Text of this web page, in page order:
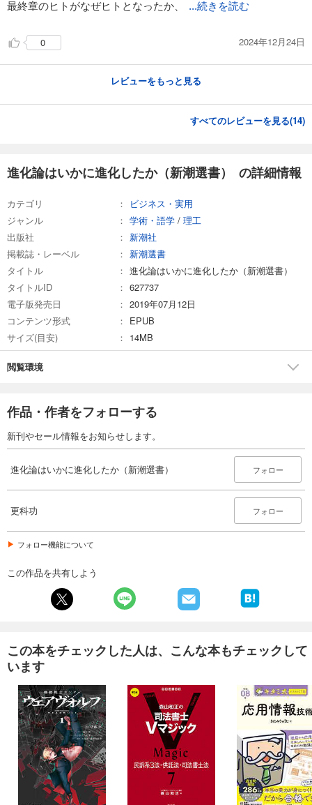
最終章のヒトがなぜヒトとなったか、
...続きを読む
0 2024年12月24日
レビューをもっと見る
すべてのレビューを見る(14)
進化論はいかに進化したか（新潮選書） の詳細情報
カテゴリ
ビジネス・実用
ジャンル
学術・語学 / 理工
出版社
新潮社
掲載誌・レーベル
新潮選書
タイトル
進化論はいかに進化したか（新潮選書）
タイトルID
627737
電子版発売日
2019年07月12日
コンテンツ形式
EPUB
サイズ(目安)
14MB
閲覧環境
作品・作者をフォローする
新刊やセール情報をお知らせします。
進化論はいかに進化したか（新潮選書） フォロー
更科功 フォロー
フォロー機能について
この作品を共有しよう
この本をチェックした人は、こんな本もチェックして
います